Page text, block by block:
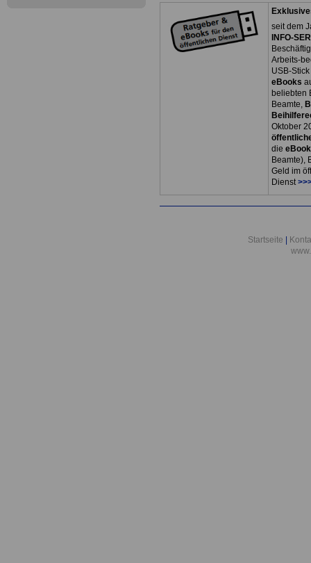
seit dem
INFO-
Arbeits-
USB-
eBooks
beliebten
Beamte,
Oktober
die
Beamte),
Geld im
Dienst
Startseite